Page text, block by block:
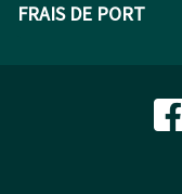
FRAIS DE PORT